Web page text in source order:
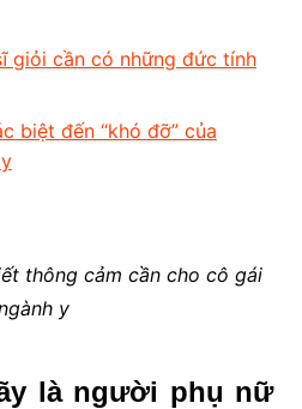
giỏi cần có những đức tính
biệt đến “khó đỡ” của
thông cảm cần cho cô gái
y
là người phụ nữ